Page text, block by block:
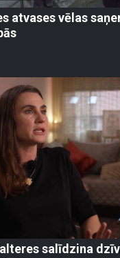
atvases vēlas
salīdzina